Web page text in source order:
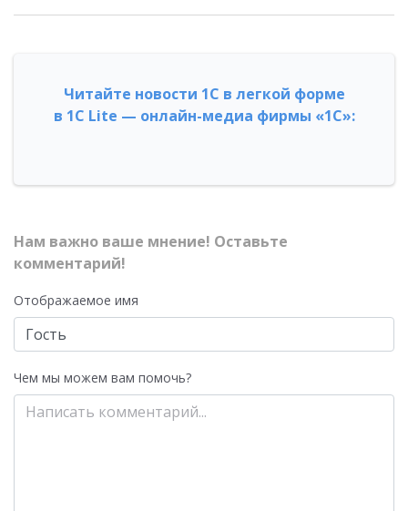
Читайте новости 1С в легкой форме
в 1С Lite — онлайн-медиа фирмы «1С»:
Нам важно ваше мнение! Оставьте
комментарий!
Отображаемое имя
Чем мы можем вам помочь?